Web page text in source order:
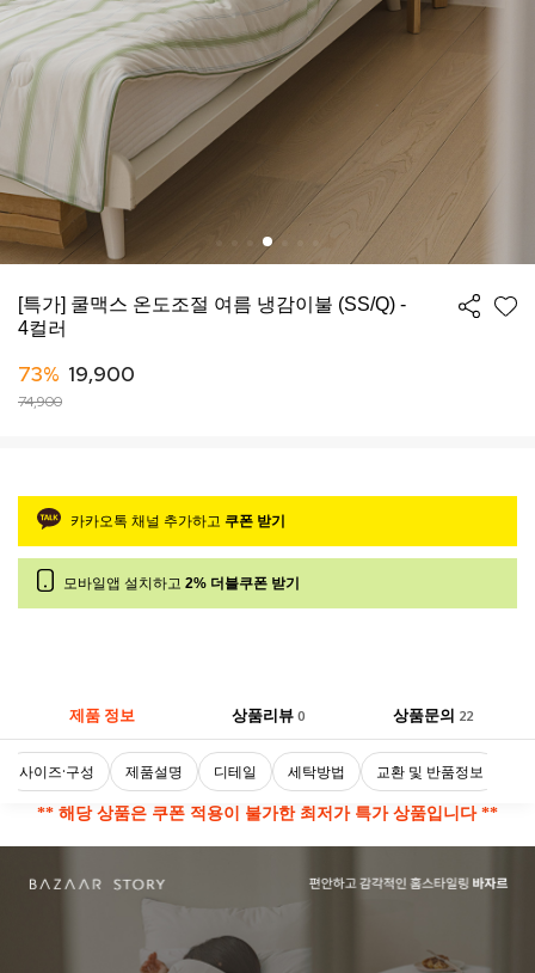
[특가] 쿨맥스 온도조절 여름 냉감이불 (SS/Q) -
4컬러
73% 19,900
74,900
카카오톡 채널 추가하고 쿠폰 받기
모바일앱 설치하고 2% 더블쿠폰 받기
제품 정보 상품리뷰 0 상품문의 22
사이즈·구성 제품설명 디테일 세탁방법 교환 및 반품정보
** 해당 상품은 쿠폰 적용이 불가한 최저가 특가 상품입니다 **